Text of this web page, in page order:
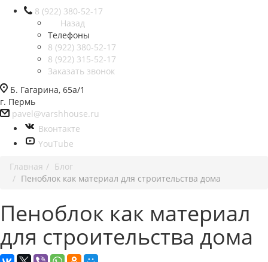
8 (922) 380-52-17
Назад
Телефоны
8 (922) 380-52-17
8 (922) 315-52-17
Заказать звонок
Б. Гагарина, 65а/1
г. Пермь
pavel@varshhouse.ru
Вконтакте
YouTube
Главная
Блог
Пеноблок как материал для строительства дома
Пеноблок как материал
для строительства дома